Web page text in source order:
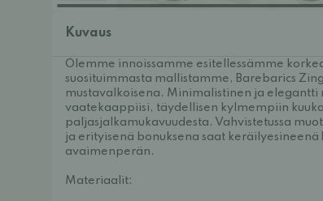
Kuvaus
Olemme innoissamme esitellessämme
suosituimmasta mallistamme, Barebarics
mustavalkoisena. Minimalistinen ja
vaatekaappiisi, täydellisen kylmempiin
paljasjalkamukavuudesta. Vahvistetussa
ja erityisenä bonuksena saat
avaimenperän.
Materiaalit: